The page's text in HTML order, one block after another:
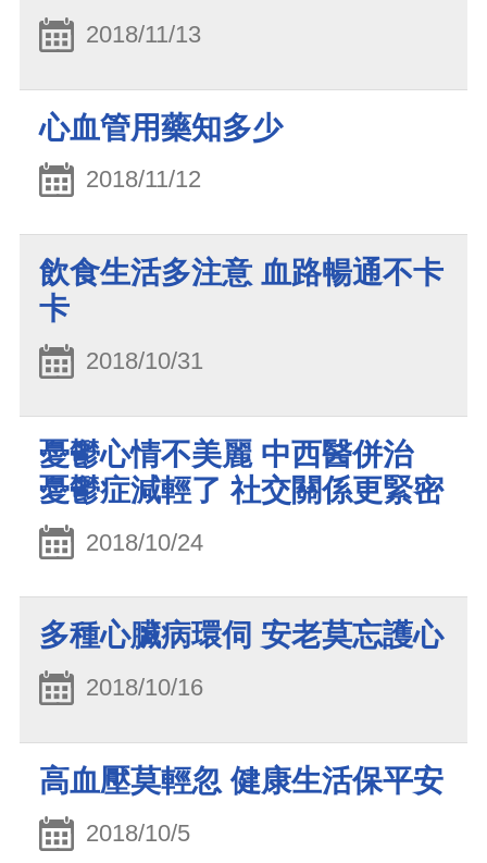
2018/11/13
心血管用藥知多少
2018/11/12
飲食生活多注意 血路暢通不卡
卡
2018/10/31
憂鬱心情不美麗 中西醫併治
憂鬱症減輕了 社交關係更緊密
2018/10/24
多種心臟病環伺 安老莫忘護心
2018/10/16
高血壓莫輕忽 健康生活保平安
2018/10/5